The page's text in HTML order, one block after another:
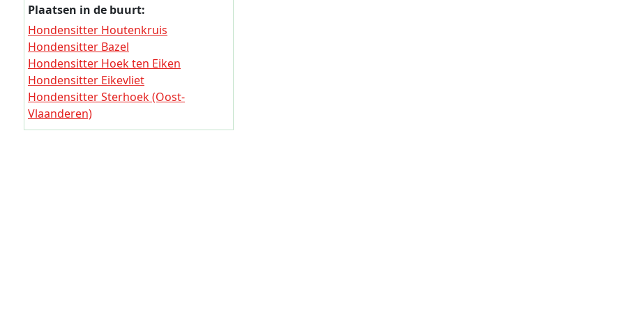
Plaatsen in de buurt:
Hondensitter Houtenkruis
Hondensitter Bazel
Hondensitter Hoek ten Eiken
Hondensitter Eikevliet
Hondensitter Sterhoek (Oost-
Vlaanderen)
Hondensitter Vandoren